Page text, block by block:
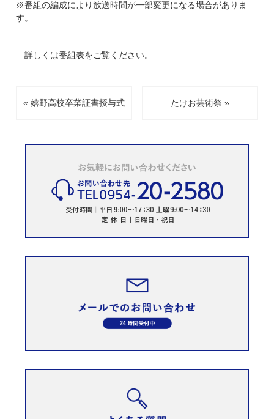
※番組の編成により放送時間が一部変更になる場合がありま
す。
詳しくは番組表をご覧ください。
« 嬉野高校卒業証書授与式 たけお芸術祭 »